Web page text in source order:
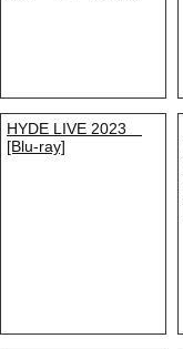
HYDE LIVE 2023
[Blu-ray]